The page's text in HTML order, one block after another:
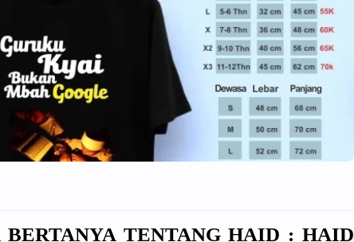
TENTANG HAID : HAID